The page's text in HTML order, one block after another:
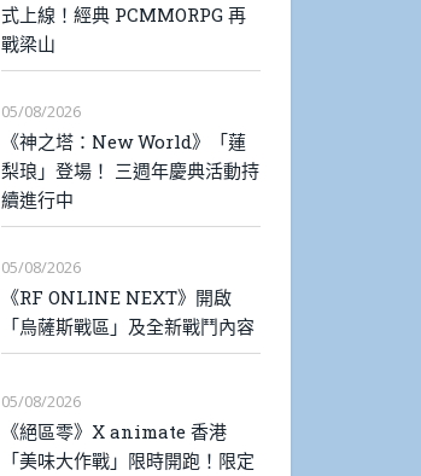
式上線！經典 PCMMORPG 再
戰梁山
05/08/2026
《神之塔：New World》「蓮
梨琅」登場！ 三週年慶典活動持
續進行中
05/08/2026
《RF ONLINE NEXT》開啟
「烏薩斯戰區」及全新戰鬥內容
05/08/2026
《絕區零》X animate 香港
「美味大作戰」限時開跑！限定